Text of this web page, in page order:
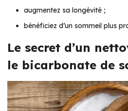
augmentez sa longévité ;
bénéficiez d’un sommeil plus
Le secret d’un
le bicarbonate de